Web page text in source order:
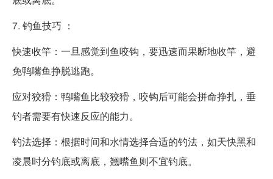
7. 钓鱼技巧 ：
快速收竿：一旦感觉到鱼咬钩，要迅速而果断地收竿，避
免鸭嘴鱼挣脱逃跑。
应对狡猾：鸭嘴鱼比较狡猾，咬钩后可能会拼命挣扎，垂
钓者需要有快速反应的能力。
钓法选择：根据时间和水情选择合适的钓法，如天快黑和
凌晨时分钓底或离底，翘嘴鱼则不宜钓底。